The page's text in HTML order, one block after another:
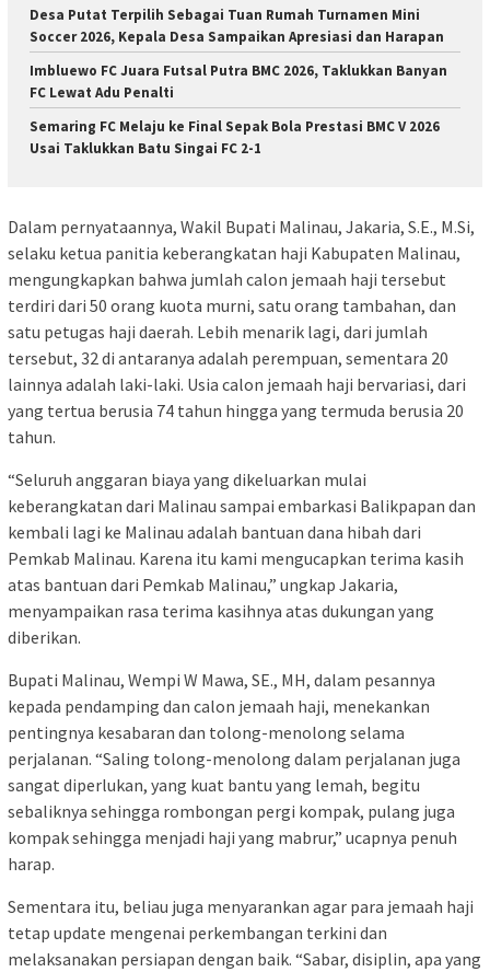
Desa Putat Terpilih Sebagai Tuan Rumah Turnamen Mini
Soccer 2026, Kepala Desa Sampaikan Apresiasi dan Harapan
Imbluewo FC Juara Futsal Putra BMC 2026, Taklukkan Banyan
FC Lewat Adu Penalti
Semaring FC Melaju ke Final Sepak Bola Prestasi BMC V 2026
Usai Taklukkan Batu Singai FC 2-1
Dalam pernyataannya, Wakil Bupati Malinau, Jakaria, S.E., M.Si,
selaku ketua panitia keberangkatan haji Kabupaten Malinau,
mengungkapkan bahwa jumlah calon jemaah haji tersebut
terdiri dari 50 orang kuota murni, satu orang tambahan, dan
satu petugas haji daerah. Lebih menarik lagi, dari jumlah
tersebut, 32 di antaranya adalah perempuan, sementara 20
lainnya adalah laki-laki. Usia calon jemaah haji bervariasi, dari
yang tertua berusia 74 tahun hingga yang termuda berusia 20
tahun.
“Seluruh anggaran biaya yang dikeluarkan mulai
keberangkatan dari Malinau sampai embarkasi Balikpapan dan
kembali lagi ke Malinau adalah bantuan dana hibah dari
Pemkab Malinau. Karena itu kami mengucapkan terima kasih
atas bantuan dari Pemkab Malinau,” ungkap Jakaria,
menyampaikan rasa terima kasihnya atas dukungan yang
diberikan.
Bupati Malinau, Wempi W Mawa, SE., MH, dalam pesannya
kepada pendamping dan calon jemaah haji, menekankan
pentingnya kesabaran dan tolong-menolong selama
perjalanan. “Saling tolong-menolong dalam perjalanan juga
sangat diperlukan, yang kuat bantu yang lemah, begitu
sebaliknya sehingga rombongan pergi kompak, pulang juga
kompak sehingga menjadi haji yang mabrur,” ucapnya penuh
harap.
Sementara itu, beliau juga menyarankan agar para jemaah haji
tetap update mengenai perkembangan terkini dan
melaksanakan persiapan dengan baik. “Sabar, disiplin, apa yang